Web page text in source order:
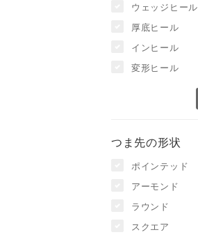
ウェッジヒール
厚底ヒール
インヒール
変形ヒール
つま先の形状
ポインテッド
アーモンド
ラウンド
スクエア